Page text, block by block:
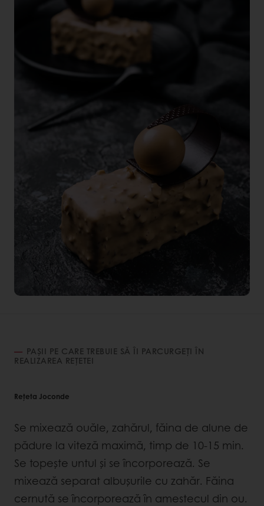
PAȘII PE CARE TREBUIE SĂ ÎI PARCURGEȚI ÎN
REALIZAREA REȚETEI
Rețeta Joconde
Se mixează ouăle, zahărul, făina de alune de
pădure la viteză maximă, timp de 10-15 min.
Se topește untul și se încorporează. Se
mixează separat albușurile cu zahăr. Făina
cernută se încorporează în amestecul din ou.